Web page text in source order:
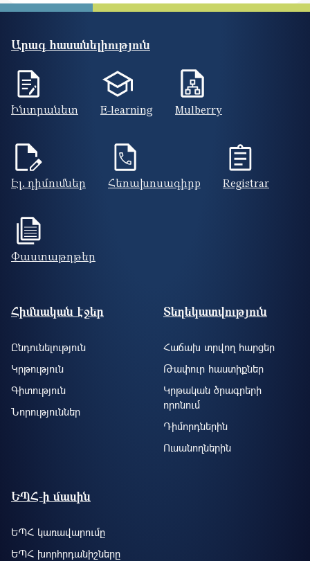
Արագ հասանելիություն
Ինտրանետ E-learning Mulberry
Էլ. դիմումներ Հեռախոսագիրք Registrar
Փաստաթղթեր
Footer site information
Հիմնական էջեր
Ընդունելություն
Կրթություն
Գիտություն
Նորություններ
Տեղեկատվություն
Հաճախ տրվող հարցեր
Թափուր հաստիքներ
Կրթական ծրագրերի
որոնում
Դիմորդներին
Ուսանողներին
ԵՊՀ-ի մասին
ԵՊՀ կառավարումը
ԵՊՀ խորհրդանիշները